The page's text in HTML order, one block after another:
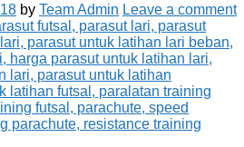
by Team Admin Leave a comment